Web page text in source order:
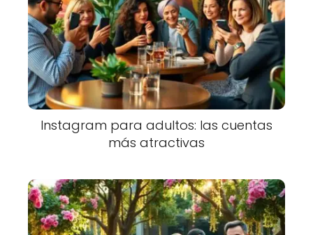
Instagram para adultos: las cuentas
más atractivas